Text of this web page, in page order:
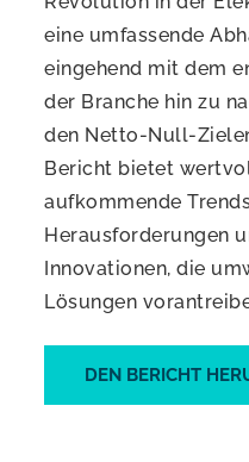
eine umfassende
eingehend mit dem
der Branche hin zu
den Netto-Null-
Bericht bietet
aufkommende
Herausforderungen
Innovationen, die
Lösungen
DEN BERICHT